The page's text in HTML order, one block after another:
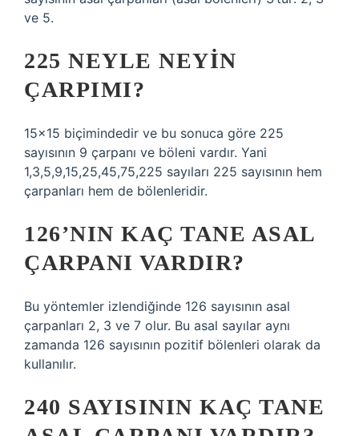
ve 5.
225 NEYLE NEYIN
ÇARPIMI?
15×15 biçimindedir ve bu sonuca göre 225
sayısının 9 çarpanı ve böleni vardır. Yani
1,3,5,9,15,25,45,75,225 sayıları 225 sayısının hem
çarpanları hem de bölenleridir.
126’NIN KAÇ TANE ASAL
ÇARPANI VARDIR?
Bu yöntemler izlendiğinde 126 sayısının asal
çarpanları 2, 3 ve 7 olur. Bu asal sayılar aynı
zamanda 126 sayısının pozitif bölenleri olarak da
kullanılır.
240 SAYISININ KAÇ TANE